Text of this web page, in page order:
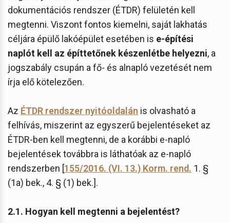
dokumentációs rendszer (ÉTDR) felületén kell
megtenni. Viszont fontos kiemelni, saját lakhatás
céljára épülő lakóépület esetében is e-építési
naplót kell az építtetőnek készenlétbe helyezni, a
jogszabály csupán a fő- és alnapló vezetését nem
írja elő kötelezően.
Az ÉTDR rendszer nyitóoldalán is olvasható a
felhívás, miszerint az egyszerű bejelentéseket az
ÉTDR-ben kell megtenni, de a korábbi e-napló
bejelentések továbbra is láthatóak az e-napló
rendszerben [155/2016. (VI. 13.) Korm. rend. 1. §
(1a) bek., 4. § (1) bek.].
2.1. Hogyan kell megtenni a bejelentést?